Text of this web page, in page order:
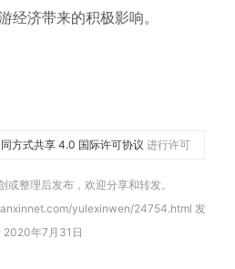
经济带来的积极影响。
方式共享 4.0 国际许可协议 进行许可
或整理后发布，欢迎分享和转发。
yulexinwen/24754.html 发
2020年7月31日